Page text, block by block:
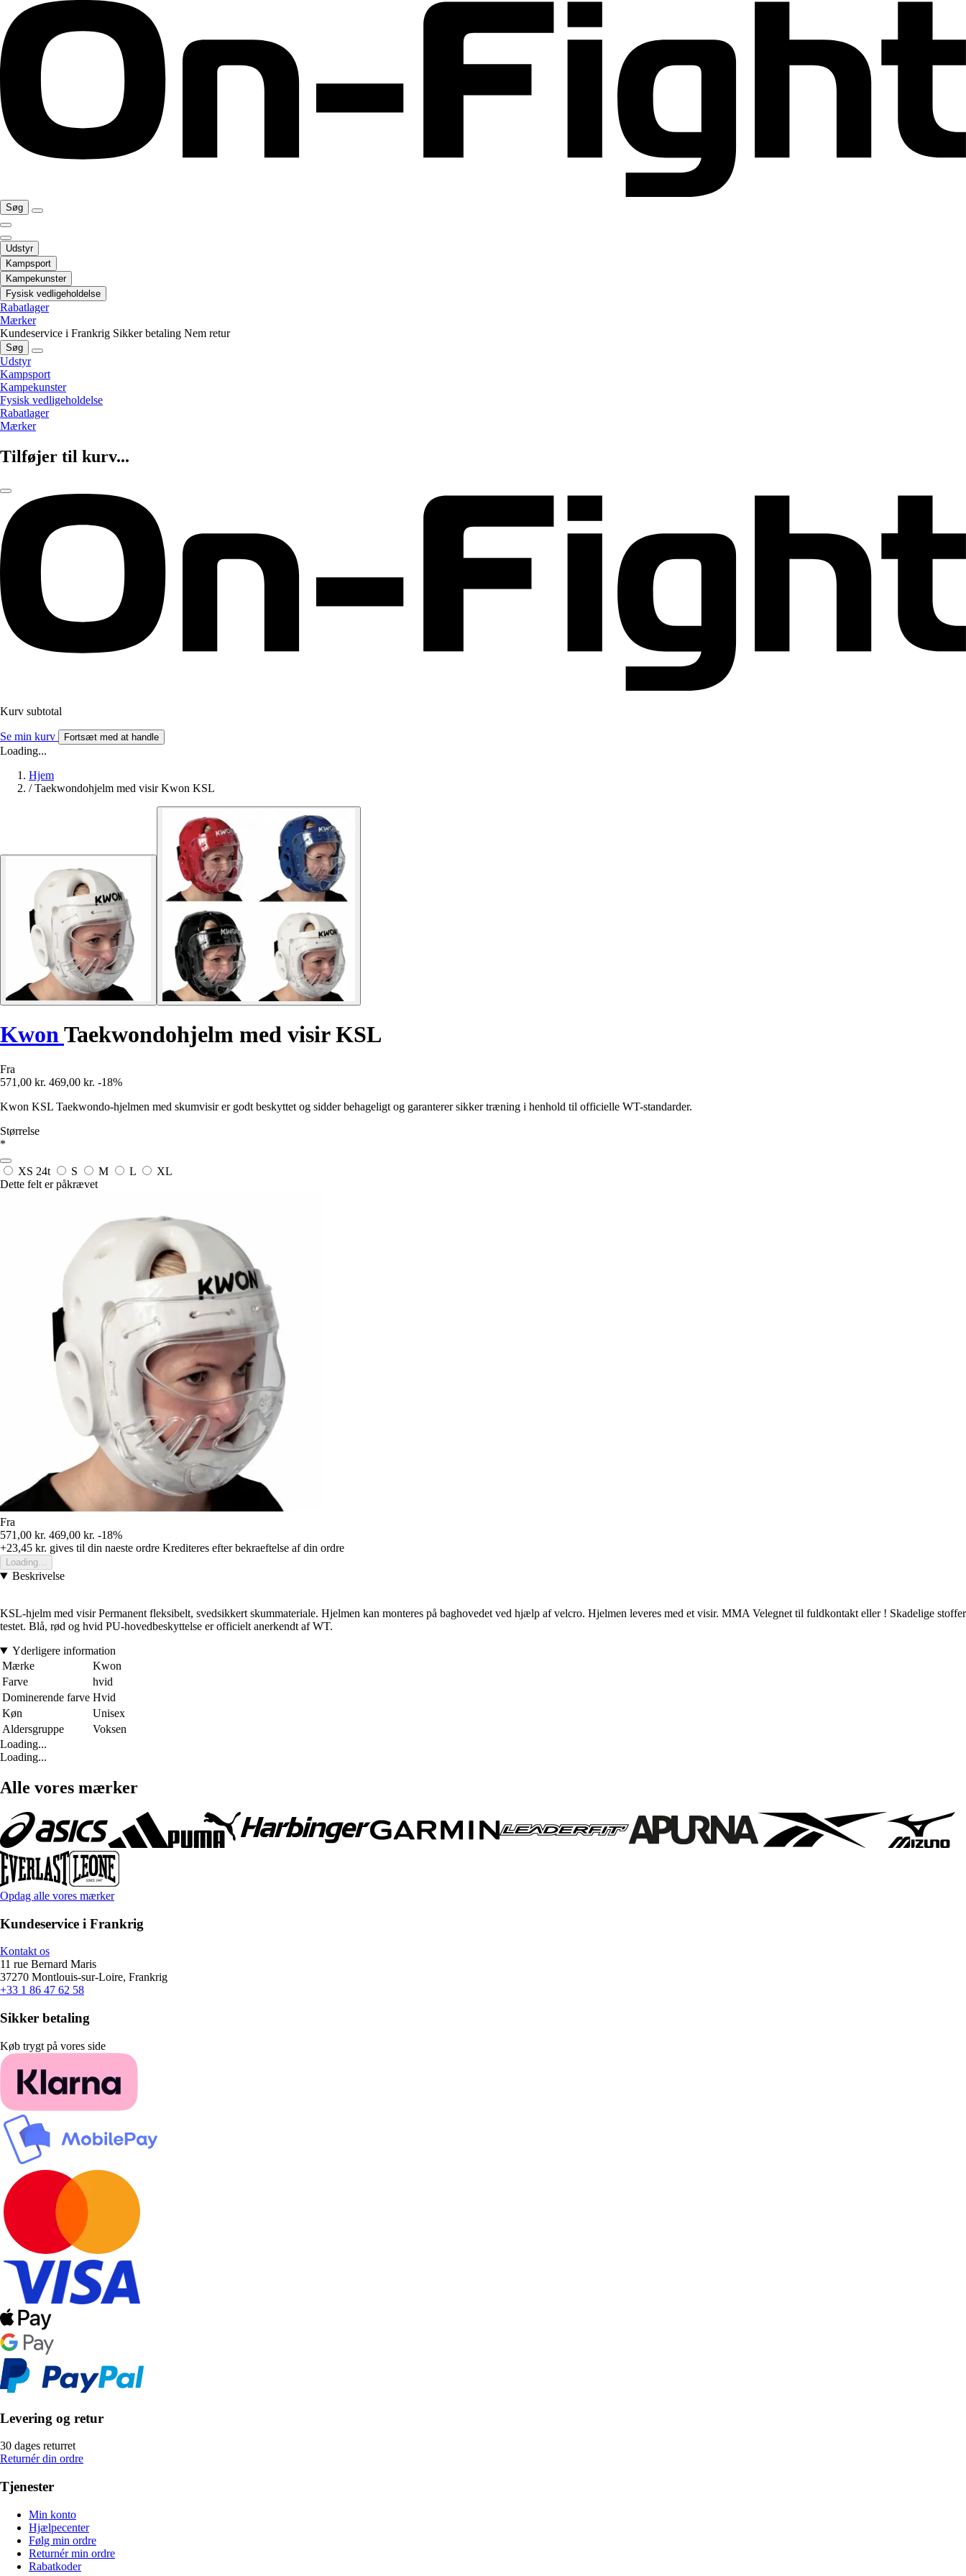
Søg
Udstyr
Kampsport
Kampekunster
Fysisk vedligeholdelse
Rabatlager
Mærker
Kundeservice i Frankrig Sikker betaling Nem retur
Søg
Udstyr
Kampsport
Kampekunster
Fysisk vedligeholdelse
Rabatlager
Mærker
Tilføjer til kurv...
Kurv subtotal
Se min kurv Fortsæt med at handle
Loading...
Hjem
/ Taekwondohjelm med visir Kwon KSL
Kwon Taekwondohjelm med visir KSL
Fra
571,00 kr. 469,00 kr. -18%
Kwon KSL Taekwondo-hjelmen med skumvisir er godt beskyttet og sidder behageligt og garanterer sikker træning i henhold til officielle WT-standarder.
Størrelse
*
XS 24t S M L
XL
Dette felt er påkrævet
Fra
571,00 kr. 469,00 kr. -18%
+23,45 kr. gives til din naeste ordre Krediteres efter bekraeftelse af din ordre
Loading...
Beskrivelse
KSL-hjelm med visir Permanent fleksibelt, svedsikkert skummateriale. Hjelmen kan monteres på baghovedet ved hjælp af velcro. Hjelmen leveres med et visir. MMA Velegnet til fuldkontakt eller ! Skadelige stoffer
testet. Blå, rød og hvid PU-hovedbeskyttelse er officielt anerkendt af WT.
Yderligere information
Mærke
Kwon
Farve
hvid
Dominerende farve Hvid
Køn
Unisex
Aldersgruppe
Voksen
Loading...
Loading...
Alle vores mærker
Opdag alle vores mærker
Kundeservice i Frankrig
Kontakt os
11 rue Bernard Maris
37270 Montlouis-sur-Loire, Frankrig
+33 1 86 47 62 58
Sikker betaling
Køb trygt på vores side
Levering og retur
30 dages returret
Returnér din ordre
Tjenester
Min konto
Hjælpecenter
Følg min ordre
Returnér min ordre
Rabatkoder